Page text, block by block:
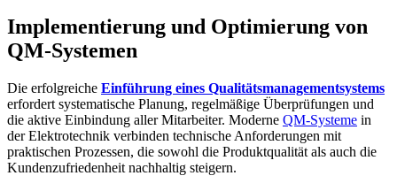
Implementierung und Optimierung von
QM-Systemen
Die erfolgreiche Einführung eines Qualitätsmanagementsystems
erfordert systematische Planung, regelmäßige Überprüfungen und
die aktive Einbindung aller Mitarbeiter. Moderne QM-Systeme in
der Elektrotechnik verbinden technische Anforderungen mit
praktischen Prozessen, die sowohl die Produktqualität als auch die
Kundenzufriedenheit nachhaltig steigern.